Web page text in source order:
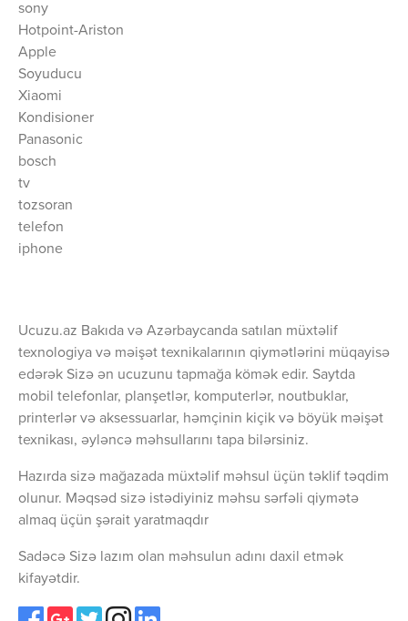
sony
Hotpoint-Ariston
Apple
Soyuducu
Xiaomi
Kondisioner
Panasonic
bosch
tv
tozsoran
telefon
iphone
Ucuzu.az Bakıda və Azərbaycanda satılan müxtəlif
texnologiya və məişət texnikalarının qiymətlərini müqayisə
edərək Sizə ən ucuzunu tapmağa kömək edir. Saytda
mobil telefonlar, planşetlər, komputerlər, noutbuklar,
printerlər və aksessuarlar, həmçinin kiçik və böyük məişət
texnikası, əyləncə məhsullarını tapa bilərsiniz.
Hazırda sizə mağazada müxtəlif məhsul üçün təklif təqdim
olunur. Məqsəd sizə istədiyiniz məhsu sərfəli qiymətə
almaq üçün şərait yaratmaqdır
Sadəcə Sizə lazım olan məhsulun adını daxil etmək
kifayətdir.